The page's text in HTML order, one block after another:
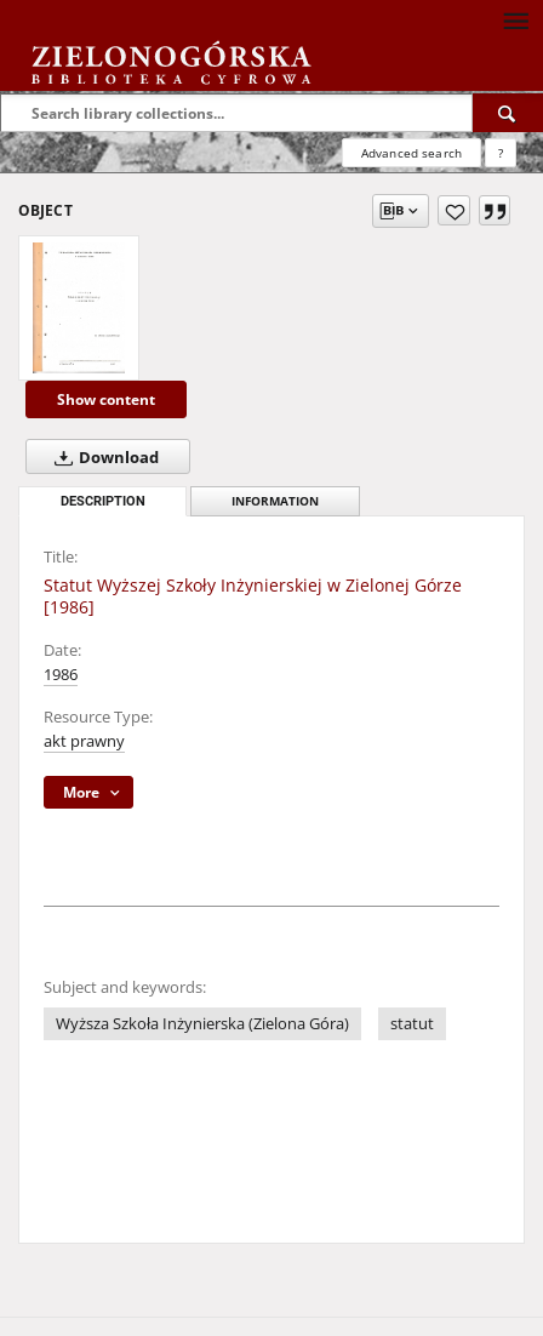
Advanced search ?
OBJECT
Show content
Download
DESCRIPTION INFORMATION
Title:
Statut Wyższej Szkoły Inżynierskiej w Zielonej Górze
[1986]
Date:
1986
Resource Type:
akt prawny
More
Subject and keywords:
Wyższa Szkoła Inżynierska (Zielona Góra)
statut